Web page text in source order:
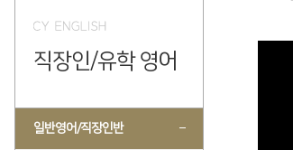
직장인/유학 영어
일반영어/직장인반